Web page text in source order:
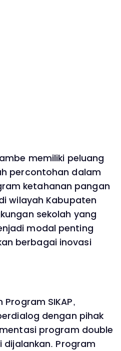
memiliki peluang
percontohan dalam
ketahanan pangan
wilayah Kabupaten
sekolah yang
modal penting
berbagai inovasi
SIKAP,
dengan pihak
program double
Program